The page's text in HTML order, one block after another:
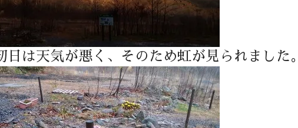
日は天気が悪く、そのため虹が見られました。